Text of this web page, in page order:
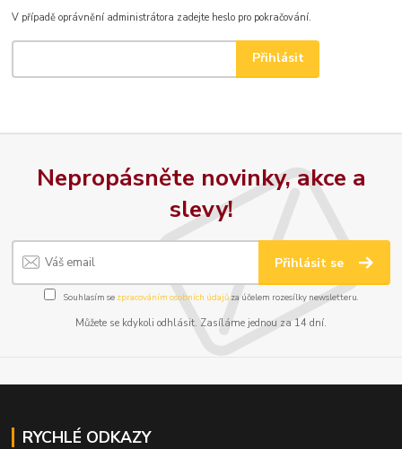
V případě oprávnění administrátora zadejte heslo pro pokračování.
Nepropásněte novinky, akce a
slevy!
Přihlásit se
Souhlasím se zpracováním osobních údajůza účelem rozesílky newsletteru.
Můžete se kdykoli odhlásit. Zasíláme jednou za 14 dní.
RYCHLÉ ODKAZY